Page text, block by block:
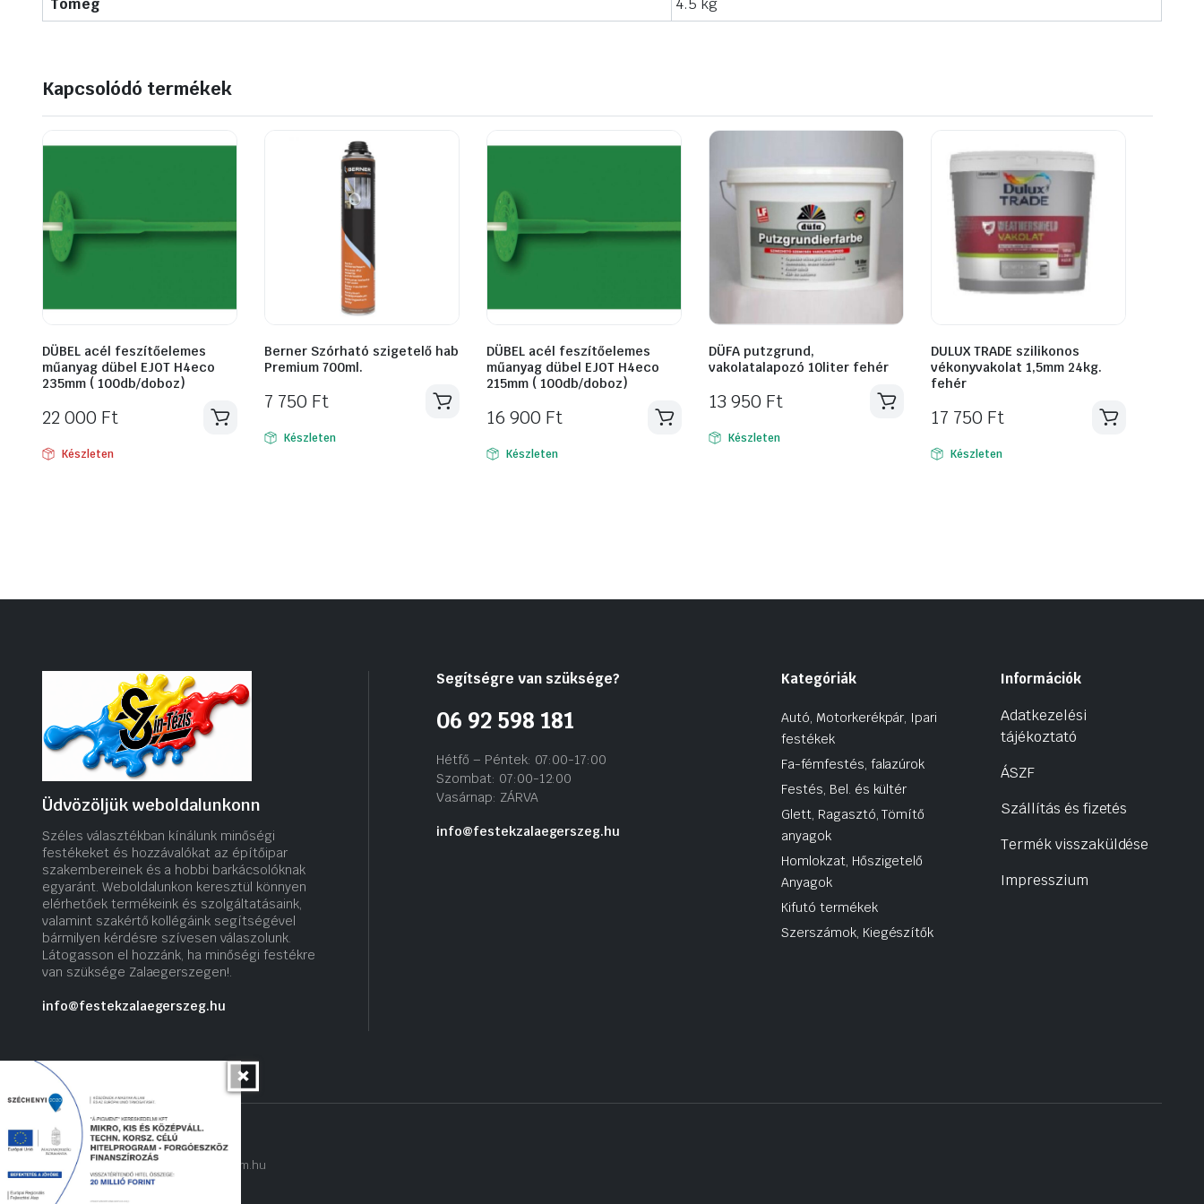
Tömeg 4.5 kg
Kapcsolódó termékek
DÜBEL acél feszítőelemes
műanyag dübel EJOT H4eco
235mm ( 100db/doboz)
22 000 Ft
Készleten
Berner Szórható szigetelő hab
Premium 700ml.
7 750 Ft
Készleten
DÜBEL acél feszítőelemes
műanyag dübel EJOT H4eco
215mm ( 100db/doboz)
16 900 Ft
Készleten
DÜFA putzgrund,
vakolatalapozó 10liter fehér
13 950 Ft
Készleten
DULUX TRADE szilikonos
vékonyvakolat 1,5mm 24kg.
fehér
17 750 Ft
Készleten
Üdvözöljük weboldalunkonn
Széles választékban kínálunk minőségi
festékeket és hozzávalókat az építőipar
szakembereinek és a hobbi barkácsolóknak
egyaránt. Weboldalunkon keresztül könnyen
elérhetőek termékeink és szolgáltatásaink,
valamint szakértő kollégáink segítségével
bármilyen kérdésre szívesen válaszolunk.
Látogasson el hozzánk, ha minőségi festékre
van szüksége Zalaegerszegen!.
info@festekzalaegerszeg.hu
Segítségre van szüksége?
06 92 598 181
Hétfő – Péntek: 07:00-17:00
Szombat: 07:00-12:00
Vasárnap: ZÁRVA
info@festekzalaegerszeg.hu
Kategóriák
Autó, Motorkerékpár, Ipari
festékek
Fa-fémfestés, falazúrok
Festés, Bel. és kültér
Glett, Ragasztó, Tömítő
anyagok
Homlokzat, Hőszigetelő
Anyagok
Kifutó termékek
Szerszámok, Kiegészítők
Információk
Adatkezelési
tájékoztató
ÁSZF
Szállítás és fizetés
Termék visszaküldése
Impresszium
Copyright 2022 © hogyantalaljanakram.hu